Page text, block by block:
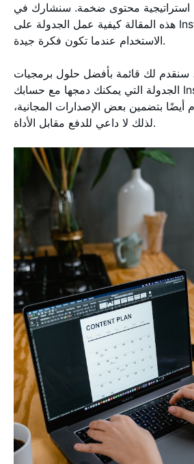
استراتيجية محتوى ضخمة. سنشارك في
هذه المقالة كيفية عمل الجدولة على Instagram وحالات
الاستخدام عندما تكون فكرة جيدة.
سنقدم لك قائمة بأفضل حلول برمجيات
الجدولة التي يمكنك دمجها مع حسابك Instagram . هناك شيء
أيضًا بتضمين بعض الإصدارات المجانية،
لذلك لا داعي للدفع مقابل الأداة.